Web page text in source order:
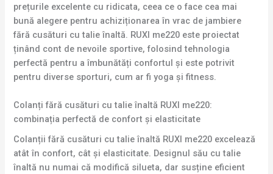
prețurile excelente cu ridicata, ceea ce o face cea mai
bună alegere pentru achiziționarea în vrac de jambiere
fără cusături cu talie înaltă. RUXI me220 este proiectat
ținând cont de nevoile sportive, folosind tehnologia
perfectă pentru a îmbunătăți confortul și este potrivit
pentru diverse sporturi, cum ar fi yoga și fitness.
Colanți fără cusături cu talie înaltă RUXI me220:
combinația perfectă de confort și elasticitate
Colanții fără cusături cu talie înaltă RUXI me220 excelează
atât în confort, cât și elasticitate. Designul său cu talie
înaltă nu numai că modifică silueta, dar susține eficient